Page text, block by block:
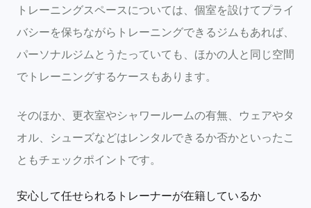
トレーニングスペースについては、個室を設けてプライ
バシーを保ちながらトレーニングできるジムもあれば、
パーソナルジムとうたっていても、ほかの人と同じ空間
でトレーニングするケースもあります。
そのほか、更衣室やシャワールームの有無、ウェアやタ
オル、シューズなどはレンタルできるか否かといったこ
ともチェックポイントです。
安心して任せられるトレーナーが在籍しているか